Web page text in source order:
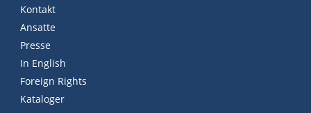
Kontakt
Ansatte
Presse
In English
Foreign Rights
Kataloger